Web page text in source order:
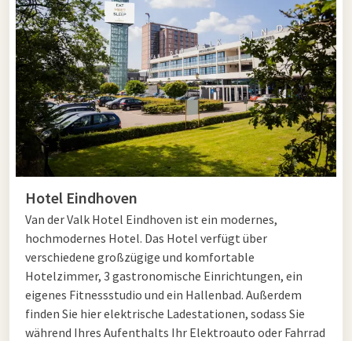
Verbinden Sie Natur und Stadt. Entdecken Sie die Strabrechtse
Heide und genießen Sie eine Wanderung oder Radtour durch
dieses wunderschöne Naturschutzgebiet. Besuchen Sie
anschließendEindhovenmit Highlights wie Strijp-S, dem Van
Abbemuseum und dem Philips Museum. Möchten Sie
entspannen? Dann spazieren Sie durch den Stadswandelpark.
Lassen Sie den Tag bei einem Abendessen oder einer
Übernachtung im Van der Valk Hotel Eindhoven ausklingen.
Hotel in der Nähe von Mierlo
Das Van der Valk Hotel Eindhoven liegt nur 20 Minuten von
Mierlo entfernt. Übernachten Sie in einem komfortablen
Zimmer und profitieren Sie von umfangreichen Einrichtungen
sowie drei Restaurants. Der ideale Ausgangspunkt für einen
Tagesausflug oder eine Übernachtung in Mierlo.
Hotel Eindhoven
Van der Valk Hotel Eindhoven ist ein modernes,
hochmodernes Hotel. Das Hotel verfügt über
verschiedene großzügige und komfortable
Hotelzimmer, 3 gastronomische Einrichtungen, ein
eigenes Fitnessstudio und ein Hallenbad. Außerdem
finden Sie hier elektrische Ladestationen, sodass Sie
während Ihres Aufenthalts Ihr Elektroauto oder Fahrrad